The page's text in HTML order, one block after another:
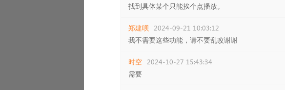
找到具体某个只能挨个点播放。
郑建呗 2024-09-21 10:03:12
我不需要这些功能，请不要乱改谢谢
时空 2024-10-27 15:43:34
需要